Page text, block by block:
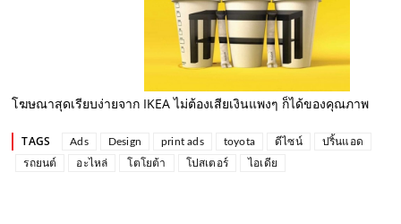
โฆษณาสุดเรียบง่ายจาก IKEA ไม่ต้องเสียเงินแพงๆ ก็ได้ของคุณภาพ
TAGS Ads Design print ads toyota ดีไซน์
ปริ้นแอด
รถยนต์
อะไหล่ โตโยต้า โปสเตอร์ ไอเดีย